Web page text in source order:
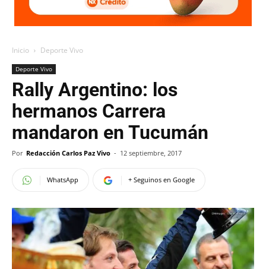
Inicio Deporte Vivo
Deporte Vivo
Rally Argentino: los
hermanos Carrera
mandaron en Tucumán
Por Redacción Carlos Paz Vivo - 12 septiembre, 2017
WhatsApp + Seguinos en Google